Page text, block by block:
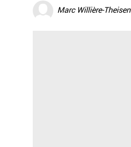
Marc Willière-Theisen